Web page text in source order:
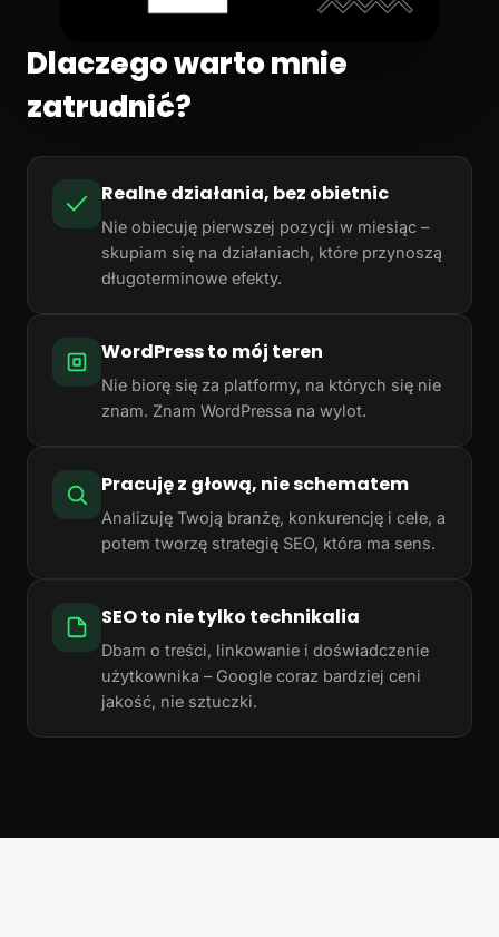
Dlaczego warto mnie
zatrudnić?
Realne działania, bez obietnic
Nie obiecuję pierwszej pozycji w miesiąc –
skupiam się na działaniach, które przynoszą
długoterminowe efekty.
WordPress to mój teren
Nie biorę się za platformy, na których się nie
znam. Znam WordPressa na wylot.
Pracuję z głową, nie schematem
Analizuję Twoją branżę, konkurencję i cele, a
potem tworzę strategię SEO, która ma sens.
SEO to nie tylko technikalia
Dbam o treści, linkowanie i doświadczenie
użytkownika – Google coraz bardziej ceni
jakość, nie sztuczki.